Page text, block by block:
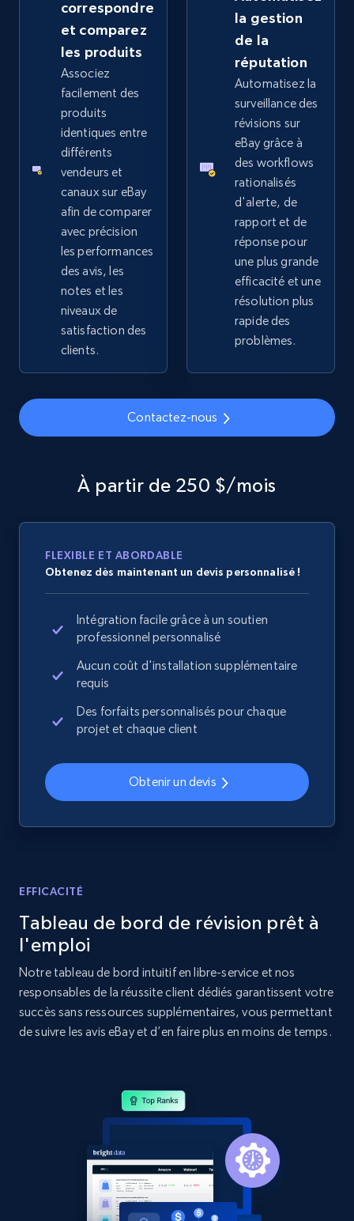
Google Shopping - collects products from
web using keywords
URL, Product id, Title, Product description,
Rating, Reviews count, Images, Variations, and
more.
2.4K+ 199+
Amazon products global dataset
Title, Seller name, Brand, Description, Initial
price, Currency, Availability, Reviews count, and
more.
2.1K+ 375+ Commencer
Title, Seller name, Brand, Description, Initial
2.1K+ 375+ Commencer
Amazon products global dataset -
Collecting products by keyword search
Title, Seller name, Brand, Description, Initial
price, Currency, Availability, Reviews count, and
more.
Title, Seller name, Brand, Description, Initial
more.
2.1K+ 375+ Commencer
Title, Seller name, Brand, Description, Initial
price, Currency, Availability, Reviews count, and
375+ Commencer
correspondre
et comparez
les produits
Associez
facilement des
produits
identiques entre
différents
vendeurs et
canaux sur eBay
afin de comparer
avec précision
les performances
des avis, les
notes et les
niveaux de
satisfaction des
clients.
la gestion
de la
réputation
Automatisez la
surveillance des
révisions sur
eBay grâce à
des workflows
rationalisés
d'alerte, de
rapport et de
réponse pour
une plus grande
efficacité et une
résolution plus
rapide des
problèmes.
Contactez-nous
À partir de 250 $/mois
FLEXIBLE ET ABORDABLE
Obtenez dès maintenant un devis personnalisé !
Intégration facile grâce à un soutien
professionnel personnalisé
Aucun coût d'installation supplémentaire
requis
Des forfaits personnalisés pour chaque
projet et chaque client
Obtenir un devis
EFFICACITÉ
Tableau de bord de révision prêt à
l'emploi
Notre tableau de bord intuitif en libre-service et nos
responsables de la réussite client dédiés garantissent votre
succès sans ressources supplémentaires, vous permettant
de suivre les avis eBay et d’en faire plus en moins de temps.